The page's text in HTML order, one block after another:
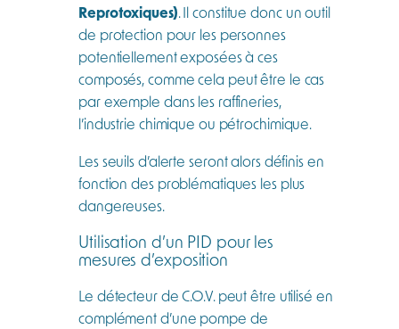
Reprotoxiques). Il constitue donc un outil
de protection pour les personnes
potentiellement exposées à ces
composés, comme cela peut être le cas
par exemple dans les raffineries,
l’industrie chimique ou pétrochimique.
Les seuils d’alerte seront alors définis en
fonction des problématiques les plus
dangereuses.
Utilisation d’un PID pour les
mesures d’exposition
Le détecteur de C.O.V. peut être utilisé en
complément d’une pompe de